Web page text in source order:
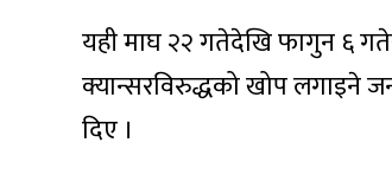
यही माघ २२ गतेदेखि फागुन ६
क्यान्सरविरुद्धको खोप लगाइने
दिए ।